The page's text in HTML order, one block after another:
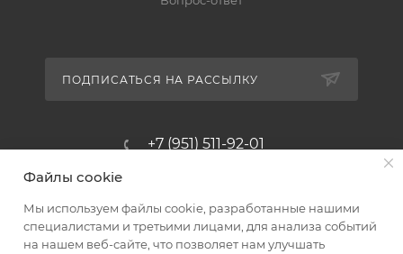
ПОДПИСАТЬСЯ НА РАССЫЛКУ
+7 (951) 511-92-01
Магазин-склад ТЦ "Альтус"
Ростовская обл, Аксайский р-н,
пос. Янтарный, Малое Зеленое
Файлы cookie
Мы используем файлы cookie, разработанные нашими
специалистами и третьими лицами, для анализа событий
на нашем веб-сайте, что позволяет нам улучшать